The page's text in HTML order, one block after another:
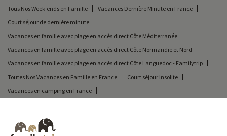
Tous Nos Week-ends en Famille
Vacances Dernière Minute en France
Court séjour de dernière minute
Vacances en famille avec plage en accès direct Côte Méditerranée
Vacances en famille avec plage en accès direct Côte Normandie et Nord
Vacances en famille avec plage en accès direct Côte Languedoc - Familytrip
Toutes Nos Vacances en Famille en France
Court séjour Insolite
Vacances en camping en France
Vacances en famille avec plage en accès direct Côte d'Azur
Vacances en famille avec plage en accès direct Côte Aquitaine